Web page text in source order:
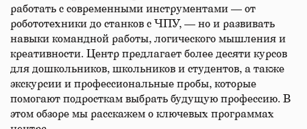
работать с современными инструментами — от
робототехники до станков с ЧПУ, — но и развивать
навыки командной работы, логического мышления и
креативности. Центр предлагает более десяти курсов
для дошкольников, школьников и студентов, а также
экскурсии и профессиональные пробы, которые
помогают подросткам выбрать будущую профессию. В
этом обзоре мы расскажем о ключевых программах